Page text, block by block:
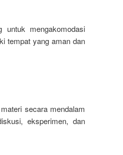
mengakomodasi
tempat yang aman dan
secara mendalam
eksperimen, dan